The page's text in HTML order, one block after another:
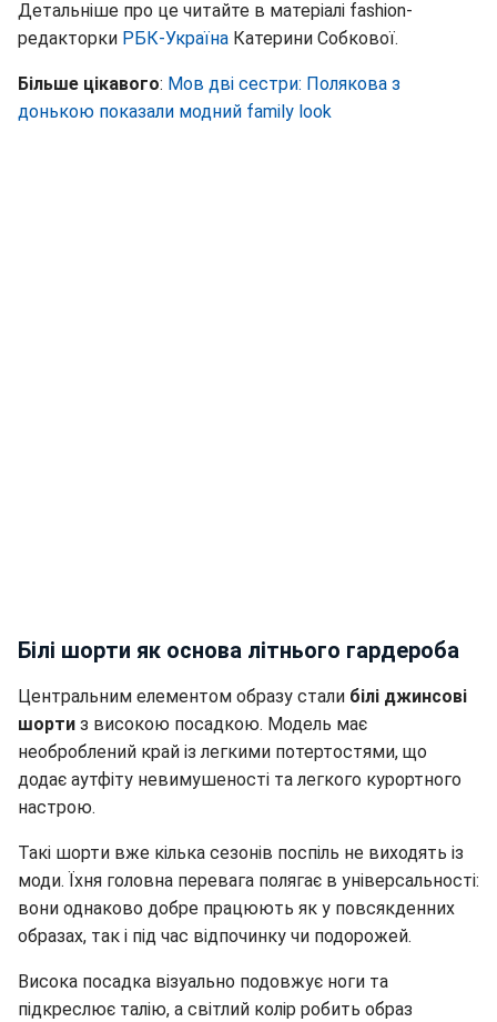
Детальніше про це читайте в матеріалі fashion-
редакторки РБК-Україна Катерини Собкової.
Більше цікавого: Мов дві сестри: Полякова з
донькою показали модний family look
Білі шорти як основа літнього гардероба
Центральним елементом образу стали білі джинсові
шорти з високою посадкою. Модель має
необроблений край із легкими потертостями, що
додає аутфіту невимушеності та легкого курортного
настрою.
Такі шорти вже кілька сезонів поспіль не виходять із
моди. Їхня головна перевага полягає в універсальності:
вони однаково добре працюють як у повсякденних
образах, так і під час відпочинку чи подорожей.
Висока посадка візуально подовжує ноги та
підкреслює талію, а світлий колір робить образ